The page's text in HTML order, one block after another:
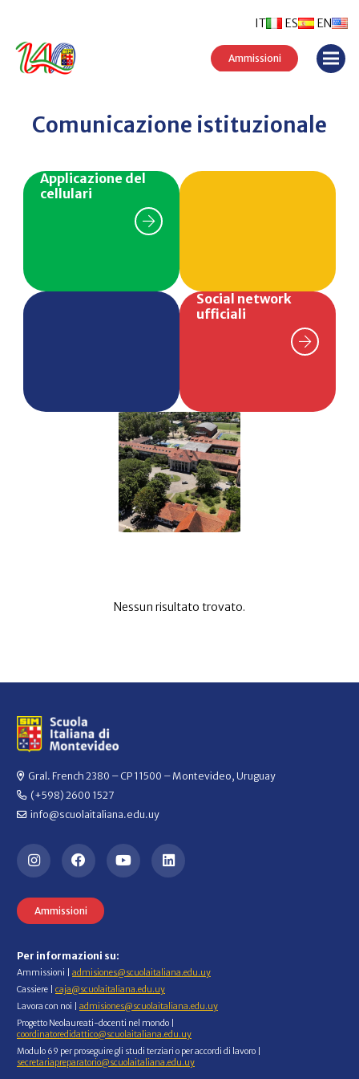
ES EN
IT
Ammissioni
Comunicazione istituzionale
Applicazione del
cellulari
Social network
ufficiali
Nessun risultato trovato.
Gral. French 2380 – CP 11500 – Montevideo, Uruguay
(+598) 2600 1527
info@scuolaitaliana.edu.uy
Ammissioni
Per informazioni su:
Ammissioni | admisiones@scuolaitaliana.edu.uy
Cassiere | caja@scuolaitaliana.edu.uy
Lavora con noi | admisiones@scuolaitaliana.edu.uy
Progetto Neolaureati-docenti nel mondo |
coordinatoredidattico@scuolaitaliana.edu.uy
Modulo 69 per proseguire gli studi terziari o per accordi di lavoro |
secretariapreparatorio@scuolaitaliana.edu.uy